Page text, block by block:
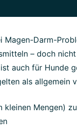
Magen-Darm-
– doch
auch für Hunde
als allgemein
kleinen Mengen)